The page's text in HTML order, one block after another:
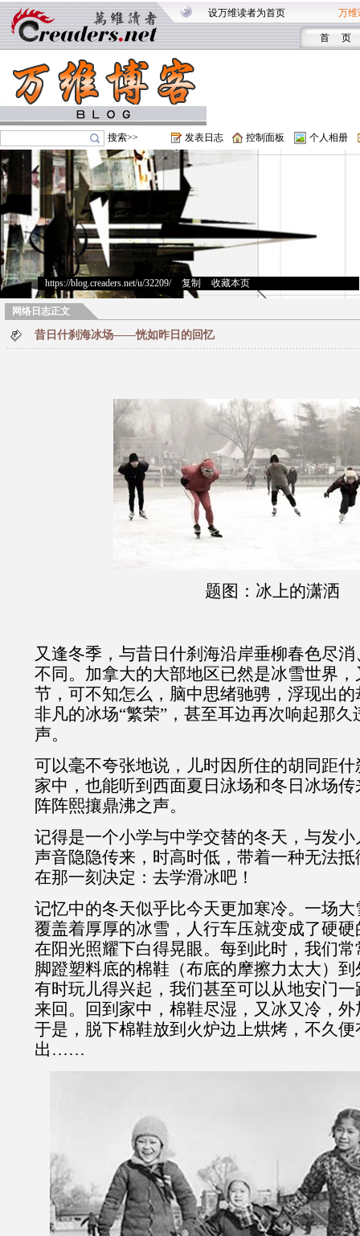
设万维读者为首页 万维
首 页
搜索>> 发表日志 控制面板 个人相册
https://blog.creaders.net/u/32209/> 复制 收藏本页
网络日志正文
昔日什刹海冰场——恍如昨日的回忆
题图：冰上的潇洒
又逢冬季，与昔日什刹海沿岸垂柳春色尽
不同。加拿大的大部地区已然是冰雪世界
节，可不知怎么，脑中思绪驰骋，浮现出
非凡的冰场“繁荣”，甚至耳边再次响起那
声。
可以毫不夸张地说，儿时因所住的胡同距
家中，也能听到西面夏日泳场和冬日冰场
阵阵熙攘鼎沸之声。
记得是一个小学与中学交替的冬天，与发
声音隐隐传来，时高时低，带着一种无法
在那一刻决定：去学滑冰吧！
记忆中的冬天似乎比今天更加寒冷。一场
覆盖着厚厚的冰雪，人行车压就变成了硬
在阳光照耀下白得晃眼。每到此时，我们
脚蹬塑料底的棉鞋（布底的摩擦力太大）到
有时玩儿得兴起，我们甚至可以从地安门一
来回。回到家中，棉鞋尽湿，又冰又冷，
于是，脱下棉鞋放到火炉边上烘烤，不久
出……